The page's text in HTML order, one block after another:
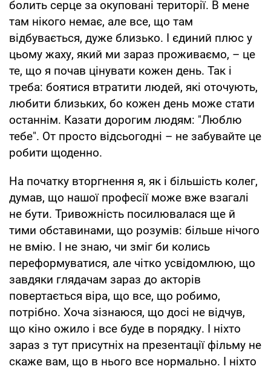
болить серце за окуповані території. В мене
там нікого немає, але все, що там
відбувається, дуже близько. І єдиний плюс у
цьому жаху, який ми зараз проживаємо, – це
те, що я почав цінувати кожен день. Так і
треба: боятися втратити людей, які оточують,
любити близьких, бо кожен день може стати
останнім. Казати дорогим людям: "Люблю
тебе". От просто відсьогодні – не забувайте це
робити щоденно.
На початку вторгнення я, як і більшість колег,
думав, що нашої професії може вже взагалі
не бути. Тривожність посилювалася ще й
тими обставинами, що розумів: більше нічого
не вмію. І не знаю, чи зміг би колись
переформуватися, але чітко усвідомлюю, що
завдяки глядачам зараз до акторів
повертається віра, що все, що робимо,
потрібно. Хоча зізнаюся, що досі не відчув,
що кіно ожило і все буде в порядку. І ніхто
зараз з тут присутніх на презентації фільму не
скаже вам, що в нього все нормально. І ніхто